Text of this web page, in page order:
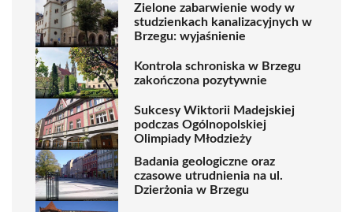
Zielone zabarwienie wody w
studzienkach kanalizacyjnych w
Brzegu: wyjaśnienie
Kontrola schroniska w Brzegu
zakończona pozytywnie
Sukcesy Wiktorii Madejskiej
podczas Ogólnopolskiej
Olimpiady Młodzieży
Badania geologiczne oraz
czasowe utrudnienia na ul.
Dzierżonia w Brzegu